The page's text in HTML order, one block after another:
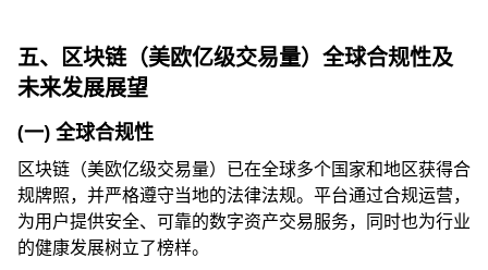
五、区块链（美欧亿级交易量）全球合规性及
未来发展展望
(一) 全球合规性
区块链（美欧亿级交易量）已在全球多个国家和地区获得合
规牌照，并严格遵守当地的法律法规。平台通过合规运营，
为用户提供安全、可靠的数字资产交易服务，同时也为行业
的健康发展树立了榜样。